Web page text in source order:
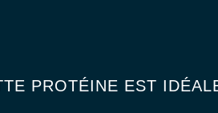
PROTÉINE EST